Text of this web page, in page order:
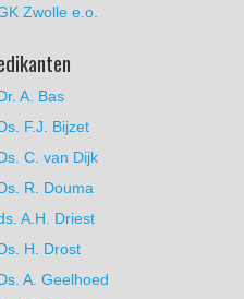
Zwolle e.o.
A. Bas
F.J. Bijzet
C. van Dijk
R. Douma
A.H. Driest
H. Drost
A. Geelhoed